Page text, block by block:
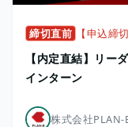
締切直前 【申込締
【内定直結】リー
インターン
株式会社PLAN-